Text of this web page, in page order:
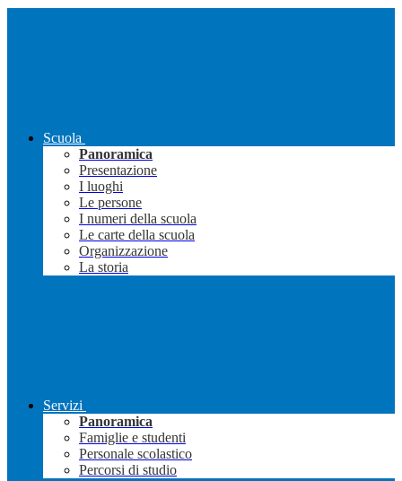
Scuola
Panoramica
Presentazione
I luoghi
Le persone
I numeri della scuola
Le carte della scuola
Organizzazione
La storia
Servizi
Panoramica
Famiglie e studenti
Personale scolastico
Percorsi di studio